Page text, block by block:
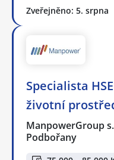
Zveřejněno: 5. srpna
Specialista
životní
ManpowerGroup
Podbořany